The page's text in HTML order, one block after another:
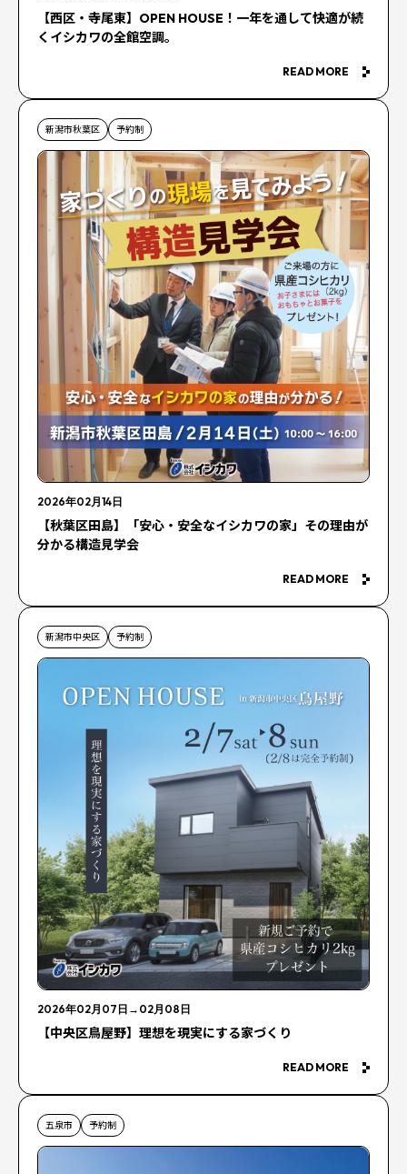
【西区・寺尾東】OPEN HOUSE！一年を通して快適が続
くイシカワの全館空調。
READ MORE
新潟市秋葉区 予約制
2026年02月14日
【秋葉区田島】「安心・安全なイシカワの家」その理由が
分かる構造見学会
READ MORE
新潟市中央区 予約制
2026年02月07日 → 02月08日
【中央区鳥屋野】理想を現実にする家づくり
READ MORE
五泉市 予約制